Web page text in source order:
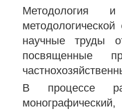
Методология
научные труды
В процессе
монографический,